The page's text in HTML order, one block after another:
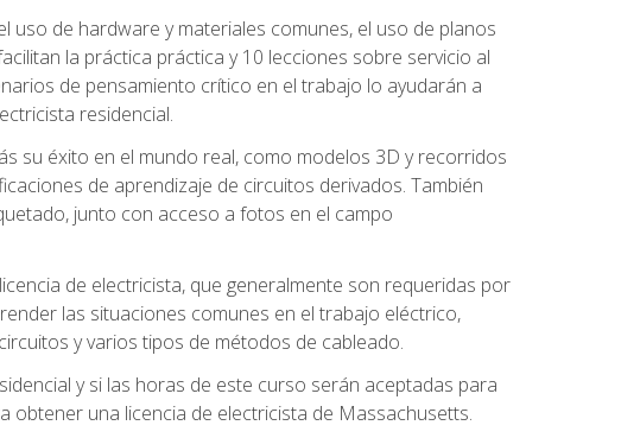
de hardware y materiales comunes, el uso de planos
la práctica práctica y 10 lecciones sobre servicio al
de pensamiento crítico en el trabajo lo ayudarán a
residencial.
su éxito en el mundo real, como modelos 3D y recorridos
de aprendizaje de circuitos derivados. También
junto con acceso a fotos en el campo
de electricista, que generalmente son requeridas por
las situaciones comunes en el trabajo eléctrico,
y varios tipos de métodos de cableado.
y si las horas de este curso serán aceptadas para
obtener una licencia de electricista de Massachusetts.